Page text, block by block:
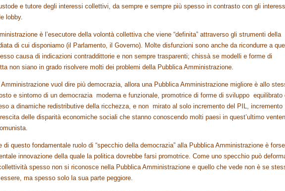
e tutore degli interessi collettivi, da sempre e sempre più spesso in contrasto con gli
lobby.
è l’esecutore della volontà collettiva che viene “definita” attraverso gli strumenti della
di cui disponiamo (il Parlamento, il Governo). Molte disfunzioni sono anche da ricondurre a
causa di indicazioni contraddittorie e non sempre trasparenti; chissà se modelli e forme di
non siano in grado risolvere molti dei problemi della Pubblica Amministrazione.
vuol dire più democrazia, allora una Pubblica Amministrazione migliore è allo
e sintomo di un democrazia moderna e funzionale, promotrice di forme di sviluppo equilibrato
a dinamiche redistributive della ricchezza, e non mirato al solo incremento del PIL, incremento
delle disparità economiche sociali che stanno conoscendo molti paesi in quest’ultimo
di questo fondamentale ruolo di “specchio della democrazia” alla Pubblica Amministrazione è
innovazione della quale la politica dovrebbe farsi promotrice. Come uno specchio può
spesso non si riconosce nella Pubblica Amministrazione e quello che vede non è se
ma spesso solo la sua parte peggiore.